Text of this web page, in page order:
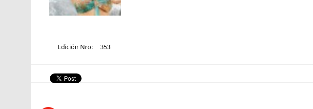
Edición Nro: 353